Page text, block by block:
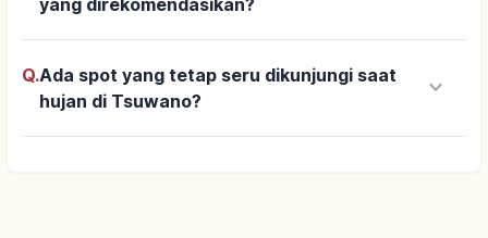
Q.Ada spot yang tetap seru dikunjungi saat
hujan di Tsuwano?
keyboard_arrow_down